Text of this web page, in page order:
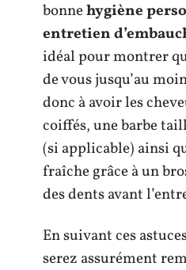
bonnehygiène
entretien
idéal pour montrer
de vous jusqu’au
donc à avoir les
coiffés, une barbe
(si applicable) ainsi
fraîche grâce à un
des dents avant
En suivant ces
serez assurément